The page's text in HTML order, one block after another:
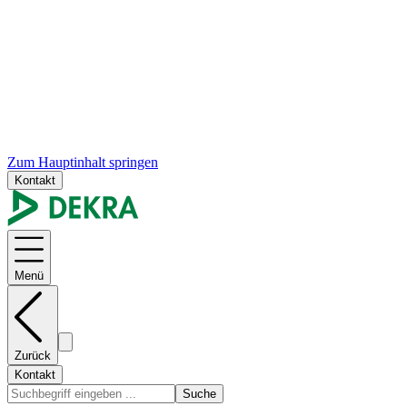
Zum Hauptinhalt springen
Kontakt
Menü
Zurück
Kontakt
Suche